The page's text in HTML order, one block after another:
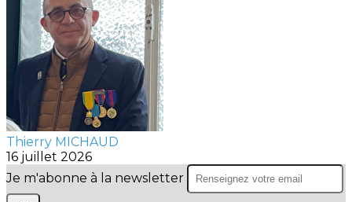
Thierry MICHAUD
16 juillet 2026
Je m'abonne à la newsletter